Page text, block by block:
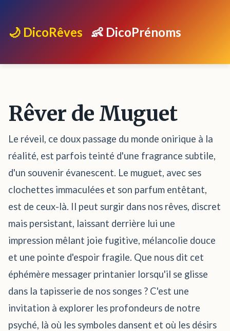
🌙 DicoRêves 👶 DicoPrénoms
Rêver de Muguet
Le réveil, ce doux passage du monde onirique à la
réalité, est parfois teinté d'une fragrance subtile,
d'un souvenir évanescent. Le muguet, avec ses
clochettes immaculées et son parfum entêtant,
est de ceux-là. Il peut surgir dans nos rêves, discret
mais persistant, laissant derrière lui une
impression mêlant joie fugitive, mélancolie douce
et une pointe d'espoir fragile. Que nous dit cet
éphémère messager printanier lorsqu'il se glisse
dans la tapisserie de nos songes ? C'est une
invitation à explorer les profondeurs de notre
psyché, là où les symboles dansent et où les désirs